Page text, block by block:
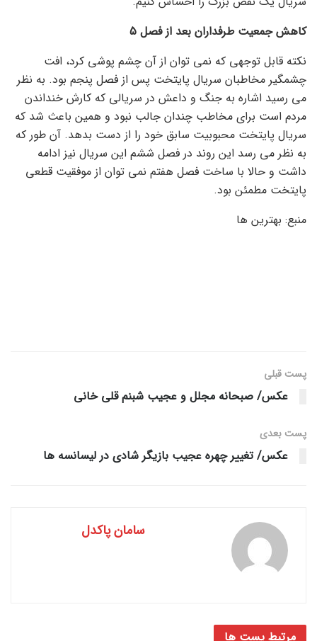
کاهش جمعیت طرفداران بعد از فصل 5
نکته قابل توجهی که نمی توان از آن چشم پوشی کرد، افت
چشمگیر مخاطبان سریال پایتخت پس از فصل پنجم بود. به نظر
می رسید اشاره به جنگ و داعش در سریالی که کارش خنداندن
مردم است برای مخاطب چندان جالب نبود و همین باعث شد که
سریال پایتخت محبوبیت سابق خود را از دست بدهد. آن طور که
به نظر می رسد این روند در فصل ششم این سریال نیز ادامه
داشت و حالا با ساخت فصل هفتم نمی توان از موفقیت قطعی
پایتخت مطمئن بود.
منبع: بهترین ها
پست قبلی
عکس/ صبحانه مجلل و عجیب شبنم قلی خانی
پست‌ بعدی
عکس/ تغییر چهره عجیب بازیگر شادی در لیسانسه ها
سامان پاکدل
مرتبط پست ها